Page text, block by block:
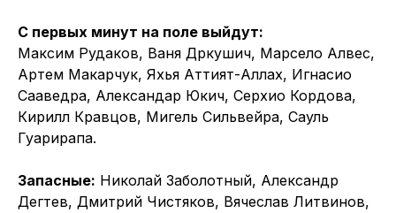
С первых минут на поле выйдут:
Максим Рудаков, Ваня Дркушич, Марсело Алвес,
Артем Макарчук, Яхья Аттият-Аллах, Игнасио
Сааведра, Александар Юкич, Серхио Кордова,
Кирилл Кравцов, Мигель Сильвейра, Сауль
Гуарирапа.
Запасные: Николай Заболотный, Александр
Дегтев, Дмитрий Чистяков, Вячеслав Литвинов,